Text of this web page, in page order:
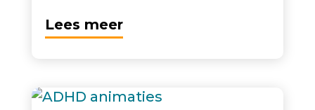
Lees meer